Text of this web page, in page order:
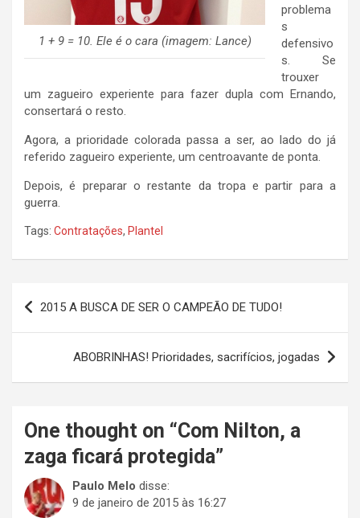
1 + 9 = 10. Ele é o cara (imagem: Lance)
problema
s
defensivo
s. Se
trouxer
um zagueiro experiente para fazer dupla com Ernando,
consertará o resto.
Agora, a prioridade colorada passa a ser, ao lado do já
referido zagueiro experiente, um centroavante de ponta.
Depois, é preparar o restante da tropa e partir para a
guerra.
Tags: Contratações, Plantel
Navegação
de
2015 A BUSCA DE SER O CAMPEÃO DE TUDO!
ABOBRINHAS! Prioridades, sacrifícios, jogadas
One thought on “Com Nilton, a
zaga ficará protegida”
Paulo Melo disse:
9 de janeiro de 2015 às 16:27